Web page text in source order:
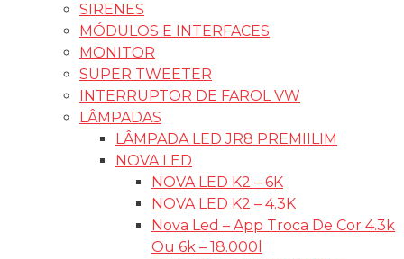
SIRENES
MÓDULOS E INTERFACES
MONITOR
SUPER TWEETER
INTERRUPTOR DE FAROL VW
LÂMPADAS
LÂMPADA LED JR8 PREMIILIM
NOVA LED
NOVA LED K2 – 6K
NOVA LED K2 – 4.3K
Nova Led – App Troca De Cor 4.3k
Ou 6k – 18.000l